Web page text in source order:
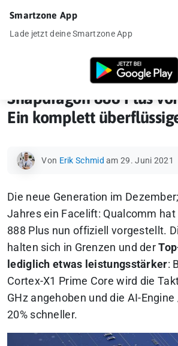
Snapdragon 888 Plus
Snapdragon 888 Plus
Ein komplett
Von Erik Schmid am 29. Juni 2021
Die neue Generation im
Jahres ein Facelift: Qualcomm hat
888 Plus nun offiziell vorgestellt.
halten sich in Grenzen und der
lediglich etwas leistungsstärker:
Cortex-X1 Prime Core wird die
GHz angehoben und die AI-
20% schneller.
Smartzone App
Lade jetzt deine Smartzone App